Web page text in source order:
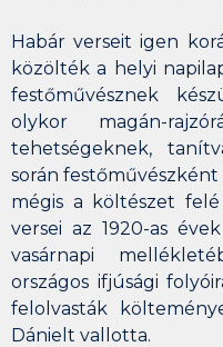
Habár verseit igen
közölték a helyi
festőművésznek
olykor magán-
tehetségeknek,
során
mégis a költészet
versei az 1920-as
vasárnapi
országos ifjúsági
felolvasták
Dánielt vallotta.